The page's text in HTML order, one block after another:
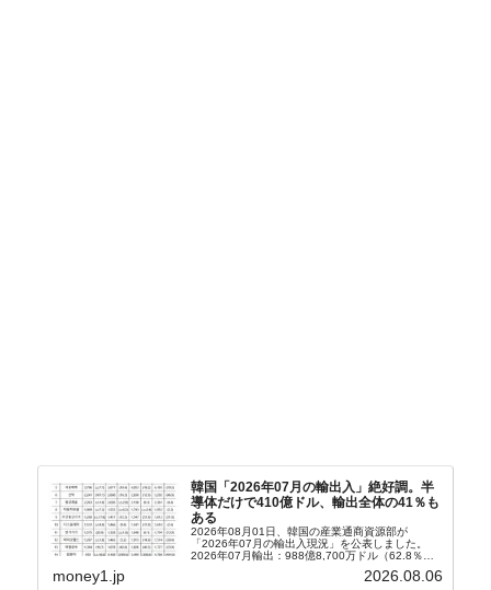
韓国「2026年07月の輸出入」絶好調。半
導体だけで410億ドル、輸出全体の41％も
ある
2026年08月01日、韓国の産業通商資源部が
「2026年07月の輸出入現況」を公表しました。
2026年07月輸出：988億8,700万ドル（62.8％）
money1.jp 2026.08.06